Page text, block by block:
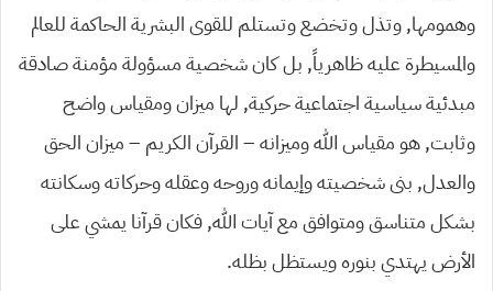
وهمومها, وتذل وتخضع وتستلم للقوى البشرية الحاكمة للعالم
والمسيطرة عليه ظاهرياً, بل كان شخصية مسؤولة مؤمنة صادقة
مبدئية سياسية اجتماعية حركية, لها ميزان ومقياس واضح
وثابت, هو مقياس الله وميزانه – القرآن الكريم – ميزان الحق
والعدل, بنى شخصيته وإيمانه وروحه وعقله وحركاته وسكانته
بشكل متناسق ومتوافق مع آيات الله, فكان قرآنا يمشي على
الأرض يهتدي بنوره ويستظل بظله.